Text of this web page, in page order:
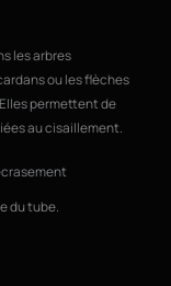
les arbres
ou les flèches
permettent de
au cisaillement.
du tube.